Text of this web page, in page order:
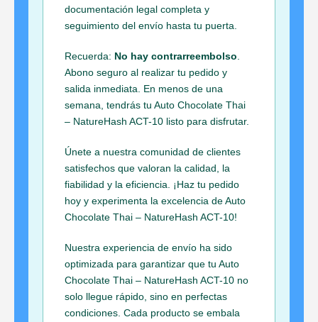
documentación legal completa y
seguimiento del envío hasta tu puerta.
Recuerda: No hay contrarreembolso
Abono seguro al realizar tu pedido y
salida inmediata. En menos de una
semana, tendrás tu Auto Chocolate Thai
– NatureHash ACT-10 listo para disfrutar.
Únete a nuestra comunidad de clientes
satisfechos que valoran la calidad, la
fiabilidad y la eficiencia. ¡Haz tu pedido
hoy y experimenta la excelencia de Auto
Chocolate Thai – NatureHash ACT-10!
Nuestra experiencia de envío ha sido
optimizada para garantizar que tu Auto
Chocolate Thai – NatureHash ACT-10 no
solo llegue rápido, sino en perfectas
condiciones. Cada producto se embala